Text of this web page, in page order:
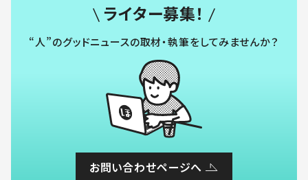
ライター募集！
“人”のグッドニュースの取材・執筆をしてみませんか？
お問い合わせページへ